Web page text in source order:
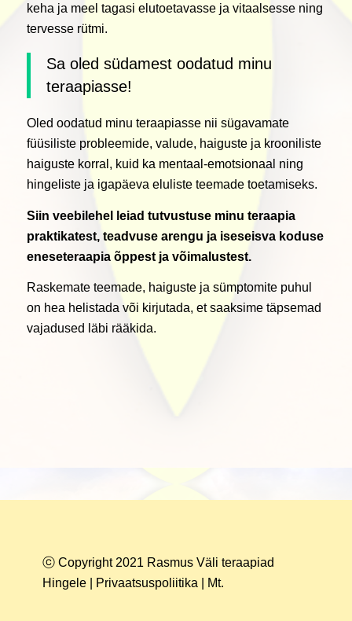
keha ja meel tagasi elutoetavasse ja vitaalsesse ning
tervesse rütmi.
Sa oled südamest oodatud minu
teraapiasse!
Oled oodatud minu teraapiasse nii sügavamate
füüsiliste probleemide, valude, haiguste ja krooniliste
haiguste korral, kuid ka mentaal-emotsionaal ning
hingeliste ja igapäeva eluliste teemade toetamiseks.
Siin veebilehel leiad tutvustuse minu teraapia
praktikatest, teadvuse arengu ja iseseisva koduse
eneseteraapia õppest ja võimalustest.
Raskemate teemade, haiguste ja sümptomite puhul
on hea helistada või kirjutada, et saaksime täpsemad
vajadused läbi rääkida.
ⓒ Copyright 2021 Rasmus Väli teraapiad
Hingele |
Privaatsuspoliitika | Mt.